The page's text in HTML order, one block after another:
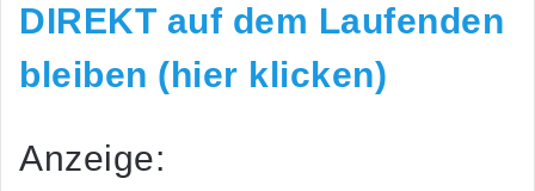
DIREKT auf dem Laufenden
bleiben (hier klicken)
Anzeige: